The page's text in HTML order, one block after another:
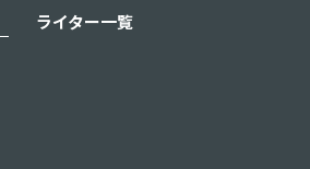
ライター一覧